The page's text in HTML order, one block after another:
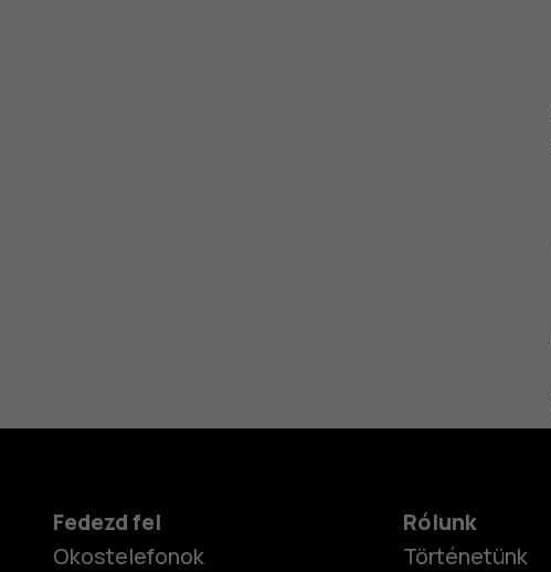
Fedezd fel
Okostelefonok
Rólunk
Történetünk